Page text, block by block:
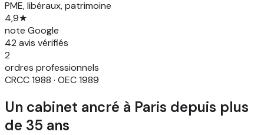
PME, libéraux, patrimoine
4,9★
note Google
42 avis vérifiés
2
ordres professionnels
CRCC 1988 · OEC 1989
Un cabinet ancré à Paris depuis plus
de 35 ans